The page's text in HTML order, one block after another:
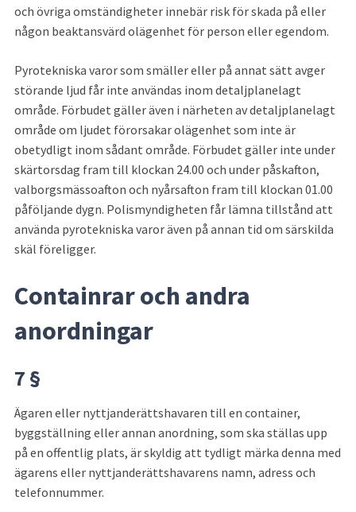
och övriga omständigheter innebär risk för skada på eller
någon beaktansvärd olägenhet för person eller egen­dom.
Pyrotekniska varor som smäller eller på annat sätt avger
störande ljud får inte användas inom detaljplanelagt
område. Förbudet gäller även i närheten av detaljplanelagt
område om ljudet förorsakar olägenhet som inte är
obetydligt inom sådant område. Förbudet gäller inte un­der
skärtorsdag fram till klockan 24.00 och under påskafton,
val­borgsmässoafton och nyårsafton fram till klockan 01.00
påföljande dygn. Polismyndigheten får lämna tillstånd att
använda pyrotekniska varor även på annan tid om särskilda
skäl föreligger.
Containrar och andra
anordningar
7 §
Ägaren eller nyttjanderättshavaren till en container,
byggställning eller annan anordning, som ska ställas upp
på en offentlig plats, är skyldig att tydligt märka denna med
ägarens eller nyttjanderättshavarens namn, adress och
telefonnummer.